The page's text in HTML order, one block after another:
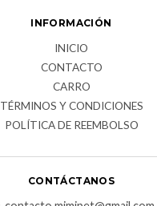
INFORMACIÓN
INICIO
CONTACTO
CARRO
TÉRMINOS Y CONDICIONES
POLÍTICA DE REEMBOLSO
CONTÁCTANOS